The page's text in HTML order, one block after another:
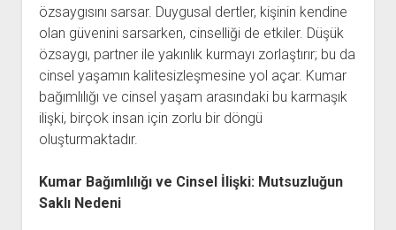
özsaygısını sarsar. Duygusal dertler, kişinin kendine
olan güvenini sarsarken, cinselliği de etkiler. Düşük
özsaygı, partner ile yakınlık kurmayı zorlaştırır; bu da
cinsel yaşamın kalitesizleşmesine yol açar. Kumar
bağımlılığı ve cinsel yaşam arasındaki bu karmaşık
ilişki, birçok insan için zorlu bir döngü
oluşturmaktadır.
Kumar Bağımlılığı ve Cinsel İlişki: Mutsuzluğun
Saklı Nedeni